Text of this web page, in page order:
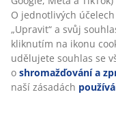
O jednotlivých
„Upravit“ a svůj
kliknutím na ikonu
udělujete souhlas se
o shromažďování a
naší zásadách